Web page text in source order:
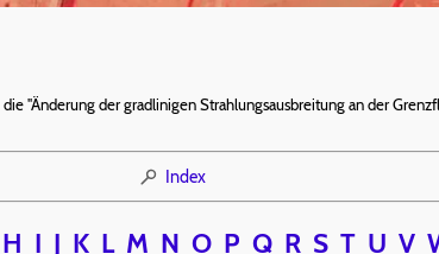
die "Änderung der gradlinigen Strahlungsausbreitung an der
Index
H I J K L M N O P Q R S T U V